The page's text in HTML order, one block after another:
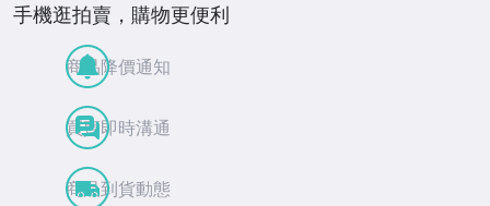
手機逛拍賣，購物更便利
商品降價通知
買賣即時溝通
商品到貨動態